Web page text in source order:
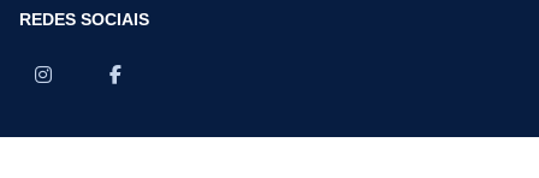
REDES SOCIAIS